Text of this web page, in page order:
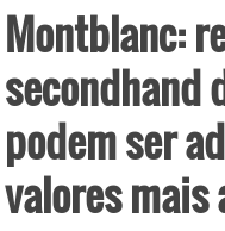
Montblanc:
secondhand
podem ser
valores mais